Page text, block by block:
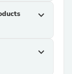
expand_more
expand_more